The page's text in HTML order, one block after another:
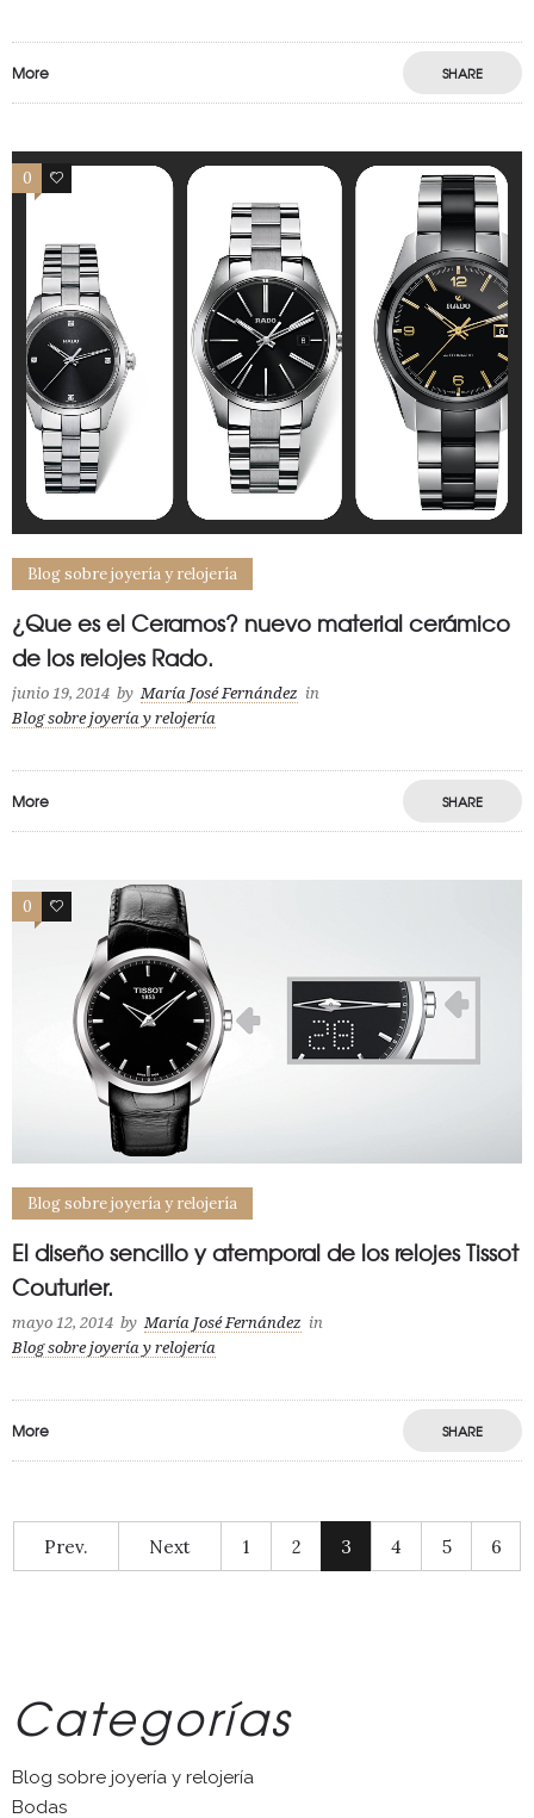
More SHARE
0 0
Blog sobre joyería y relojería
¿Que es el Ceramos? nuevo material cerámico
de los relojes Rado.
junio 19, 2014 by María José Fernández in
Blog sobre joyería y relojería
More SHARE
0 0
Blog sobre joyería y relojería
El diseño sencillo y atemporal de los relojes Tissot
Couturier.
mayo 12, 2014 by María José Fernández in
Blog sobre joyería y relojería
More SHARE
Prev. Next 1 2 3 4 5 6
Categorías
Blog sobre joyería y relojería
Bodas